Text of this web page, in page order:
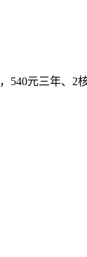
元三年、